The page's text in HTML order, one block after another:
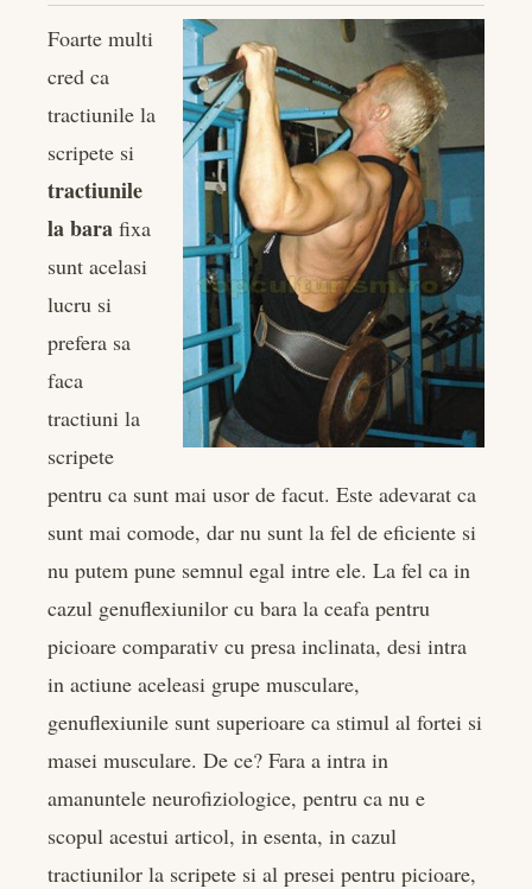
Foarte multi
cred ca
tractiunile la
scripete si
tractiunile
la bara fixa
sunt acelasi
lucru si
prefera sa
faca
tractiuni la
scripete
pentru ca sunt mai usor de facut. Este adevarat ca
sunt mai comode, dar nu sunt la fel de eficiente si
nu putem pune semnul egal intre ele. La fel ca in
cazul genuflexiunilor cu bara la ceafa pentru
picioare comparativ cu presa inclinata, desi intra
in actiune aceleasi grupe musculare,
genuflexiunile sunt superioare ca stimul al fortei si
masei musculare. De ce? Fara a intra in
amanuntele neurofiziologice, pentru ca nu e
scopul acestui articol, in esenta, in cazul
tractiunilor la scripete si al presei pentru picioare,